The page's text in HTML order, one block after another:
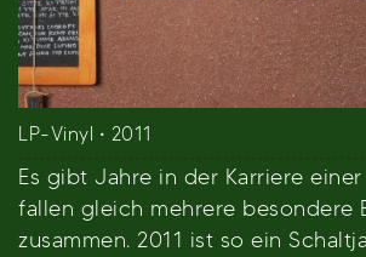
LP-Vinyl • 2011
Es gibt Jahre in der Karriere
fallen gleich mehrere besondere
zusammen. 2011 ist so ein